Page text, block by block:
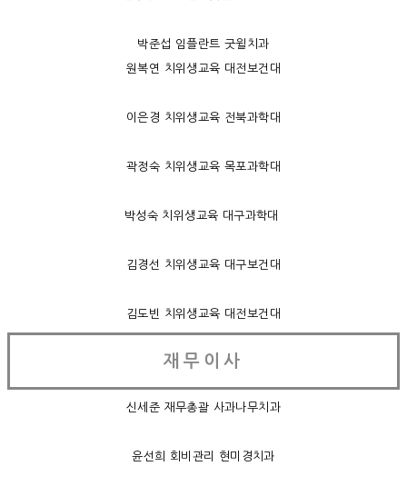
박준섭 임플란트 굿윌치과
원복연 치위생교육 대전보건대
이은경 치위생교육 전북과학대
곽정숙 치위생교육 목포과학대
박성숙 치위생교육 대구과학대
김경선 치위생교육 대구보건대
김도빈 치위생교육 대전보건대
재무이사
신세준 재무총괄 사과나무치과
윤선희 회비관리 현미경치과